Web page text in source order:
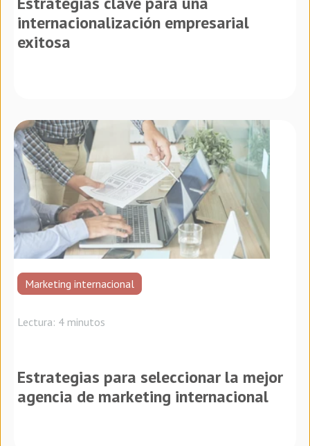
internacionalización empresarial
exitosa
Marketing internacional
Lectura: 4 minutos
Estrategias para seleccionar la mejor
agencia de marketing internacional